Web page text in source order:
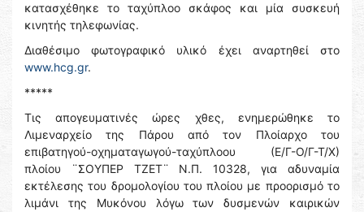
κατασχέθηκε το ταχύπλοο σκάφος και μία συσκευή
κινητής τηλεφωνίας.
Διαθέσιμο φωτογραφικό υλικό έχει αναρτηθεί στο
www.hcg.gr.
*****
Τις απογευματινές ώρες χθες, ενημερώθηκε το
Λιμεναρχείο της Πάρου από τον Πλοίαρχο του
επιβατηγού-οχηματαγωγού-ταχύπλοου (Ε/Γ-Ο/Γ-Τ/Χ)
πλοίου ¨ΣΟΥΠΕΡ ΤΖΕΤ¨ Ν.Π. 10328, για αδυναμία
εκτέλεσης του δρομολογίου του πλοίου με προορισμό το
λιμάνι της Μυκόνου λόγω των δυσμενών καιρικών